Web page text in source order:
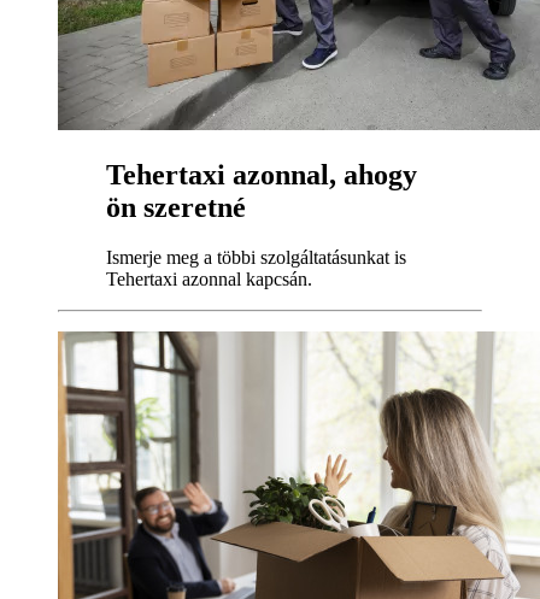
Tehertaxi azonnal, ahogy
ön szeretné
Ismerje meg a többi szolgáltatásunkat is
Tehertaxi azonnal kapcsán.